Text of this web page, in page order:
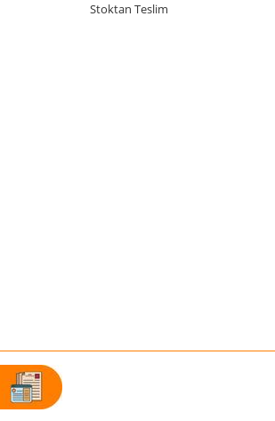
Stoktan Teslim